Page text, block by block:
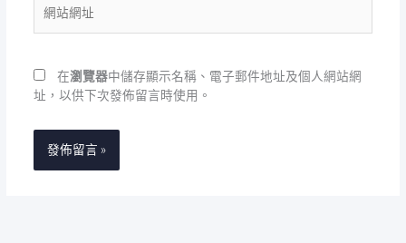
址
站
在瀏覽器中儲存顯示名稱、電子郵件地址及個人網站網
址，以供下次發佈留言時使用。